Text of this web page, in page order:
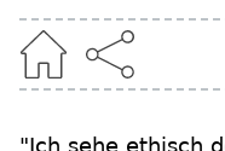
"Ich sehe ethisch